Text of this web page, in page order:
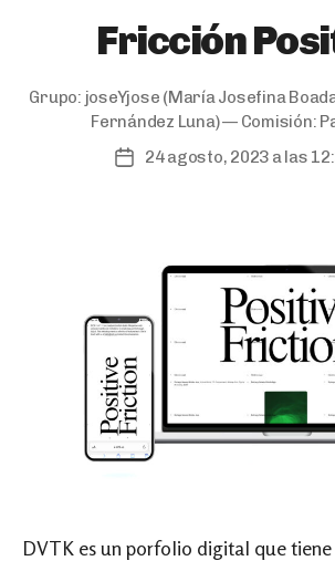
Fricción
Grupo: joseYjose (María Josefina
Fernández Luna) — Comisión:
Post24 agosto, 2023 a las
DVTK es un porfolio digital que